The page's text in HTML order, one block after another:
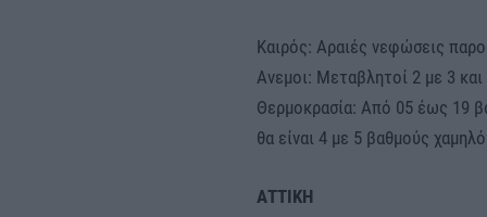
Καιρός: Αραιές νεφώσεις
Ανεμοι: Μεταβλητοί 2 με 3
Θερμοκρασία: Από 05 έως 19
θα είναι 4 με 5 βαθμούς
ΑΤΤΙΚΗ